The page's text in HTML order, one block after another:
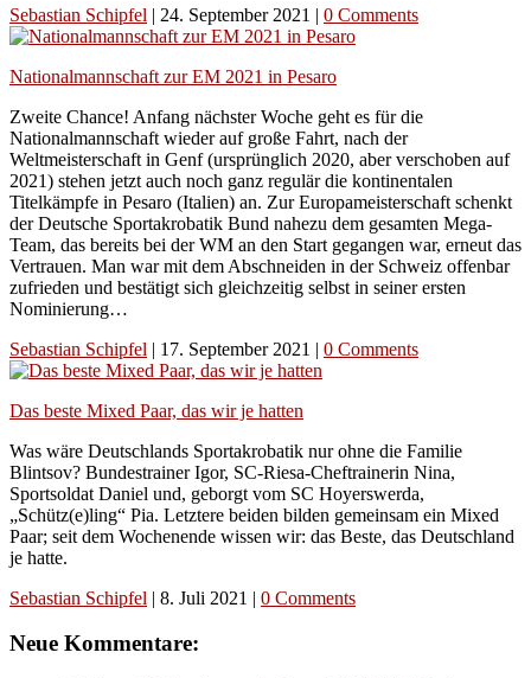
Sebastian Schipfel | 24. September 2021 | 0 Comments
Nationalmannschaft zur EM 2021 in Pesaro
Zweite Chance! Anfang nächster Woche geht es für die
Nationalmannschaft wieder auf große Fahrt, nach der
Weltmeisterschaft in Genf (ursprünglich 2020, aber verschoben auf
2021) stehen jetzt auch noch ganz regulär die kontinentalen
Titelkämpfe in Pesaro (Italien) an. Zur Europameisterschaft schenkt
der Deutsche Sportakrobatik Bund nahezu dem gesamten Mega-
Team, das bereits bei der WM an den Start gegangen war, erneut das
Vertrauen. Man war mit dem Abschneiden in der Schweiz offenbar
zufrieden und bestätigt sich gleichzeitig selbst in seiner ersten
Nominierung…
Sebastian Schipfel | 17. September 2021 | 0 Comments
Das beste Mixed Paar, das wir je hatten
Was wäre Deutschlands Sportakrobatik nur ohne die Familie
Blintsov? Bundestrainer Igor, SC-Riesa-Cheftrainerin Nina,
Sportsoldat Daniel und, geborgt vom SC Hoyerswerda,
„Schütz(e)ling“ Pia. Letztere beiden bilden gemeinsam ein Mixed
Paar; seit dem Wochenende wissen wir: das Beste, das Deutschland
je hatte.
Sebastian Schipfel | 8. Juli 2021 | 0 Comments
Neue Kommentare: